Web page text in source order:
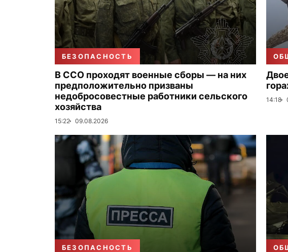
БЕЗОПАСНОСТЬ
В ССО проходят военные сборы — на них
предположительно призваны
недобросовестные работники сельского
хозяйства
15:22 09.08.2026
14:18
БЕЗОПАСНОСТЬ